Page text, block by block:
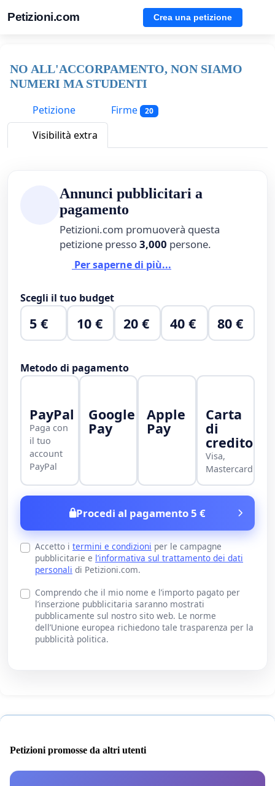
Petizioni.com Crea una petizione
NO ALL'ACCORPAMENTO, NON SIAMO
NUMERI MA STUDENTI
Petizione
Firme 20
Visibilità extra
Annunci pubblicitari a
pagamento
Petizioni.com promuoverà questa
petizione presso3,000 persone.
Per saperne di più...
Scegli il tuo budget
5 € 10 € 20 € 40 € 80 €
Metodo di pagamento
PayPal
Paga con
il tuo
account
PayPal
Google
Pay
Apple
Pay
Carta
di
credito
Visa,
Mastercard
Procedi al pagamento 5 €
Accetto i termini e condizioni per le campagne
pubblicitarie e l’informativa sul trattamento dei dati
personali di Petizioni.com.
Comprendo che il mio nome e l’importo pagato per
l’inserzione pubblicitaria saranno mostrati
pubblicamente sul nostro sito web. Le norme
dell’Unione europea richiedono tale trasparenza per la
pubblicità politica.
Petizioni promosse da altri utenti